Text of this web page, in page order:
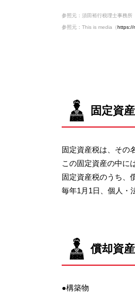
参照元：須田裕行税理士事務所
参照元：This is media（https://
固定資
固定資産税は、その
この固定資産の中に
固定資産税のうち、
毎年1月1日、個人・
償却資
●構築物